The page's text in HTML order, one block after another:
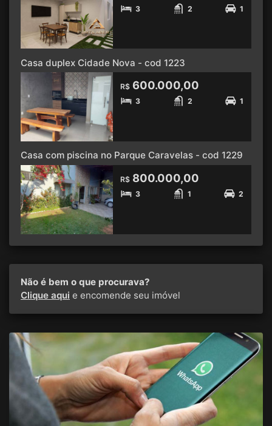
3 2 1
Casa duplex Cidade Nova - cod 1223
R$ 600.000,00
3 2 1
Casa com piscina no Parque Caravelas - cod 1229
R$ 800.000,00
3 1 2
Não é bem o que procurava?
Clique aqui e encomende seu imóvel